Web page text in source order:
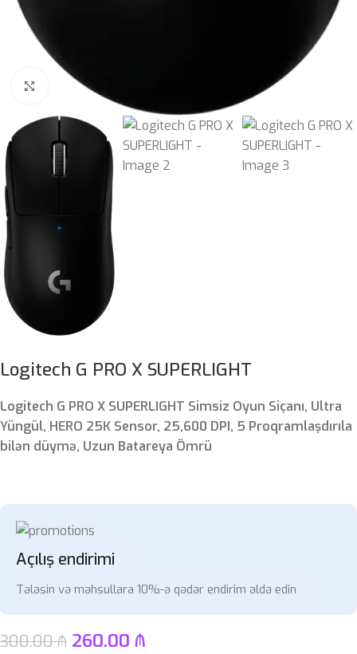
Böyütmək üçün klikləyin
Logitech G PRO X SUPERLIGHT
Logitech G PRO X SUPERLIGHT Simsiz Oyun Siçanı, Ultra
Yüngül, HERO 25K Sensor, 25,600 DPI, 5 Proqramlaşdırıla
bilən düymə, Uzun Batareya Ömrü
Açılış endirimi
Tələsin və məhsullara 10%-ə qədər endirim əldə edin
300.00₼ 260.00 ₼